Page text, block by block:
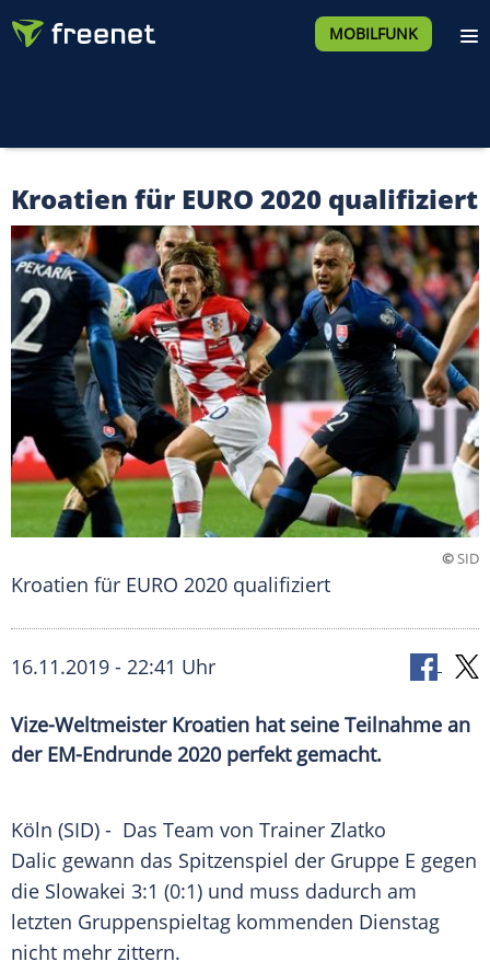
MOBILFUNK
Kroatien für EURO 2020 qualifiziert
©SID
Kroatien für EURO 2020 qualifiziert
16.11.2019 - 22:41 Uhr
Vize-Weltmeister Kroatien hat seine Teilnahme an
der EM-Endrunde 2020 perfekt gemacht.
Köln (SID) - Das Team von Trainer Zlatko
Dalic gewann das Spitzenspiel der Gruppe E gegen
die Slowakei 3:1 (0:1) und muss dadurch am
letzten Gruppenspieltag kommenden Dienstag
nicht mehr zittern.